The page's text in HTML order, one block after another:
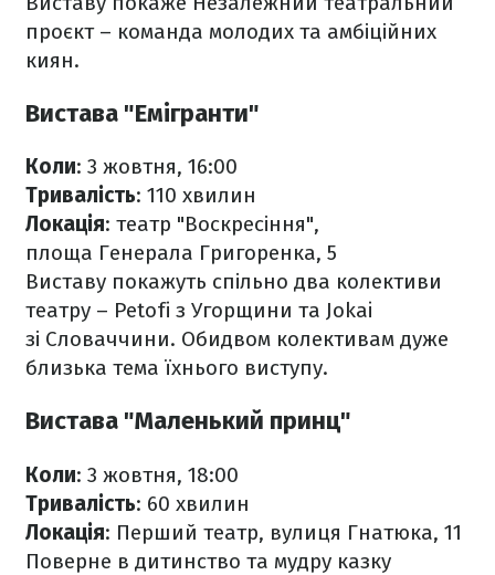
проєкт – команда молодих та амбіційних
киян.
Вистава "Емігранти"
Коли: 3 жовтня, 16:00
Тривалість: 110 хвилин
Локація: театр "Воскресіння",
площа Генерала Григоренка, 5
Виставу покажуть спільно два колективи
театру – Petofi з Угорщини та Jokai
зі Словаччини. Обидвом колективам дуже
близька тема їхнього виступу.
Вистава "Маленький принц"
Коли: 3 жовтня, 18:00
Тривалість: 60 хвилин
Локація: Перший театр, вулиця Гнатюка, 11
Поверне в дитинство та мудру казку